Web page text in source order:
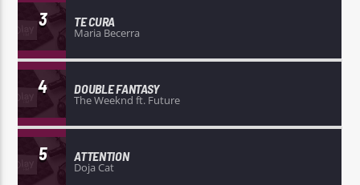
3 TE CURA
Maria Becerra
4 DOUBLE FANTASY
The Weeknd ft. Future
5 ATTENTION
Doja Cat